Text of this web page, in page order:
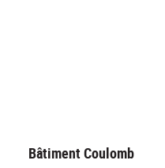
Bâtiment Coulomb